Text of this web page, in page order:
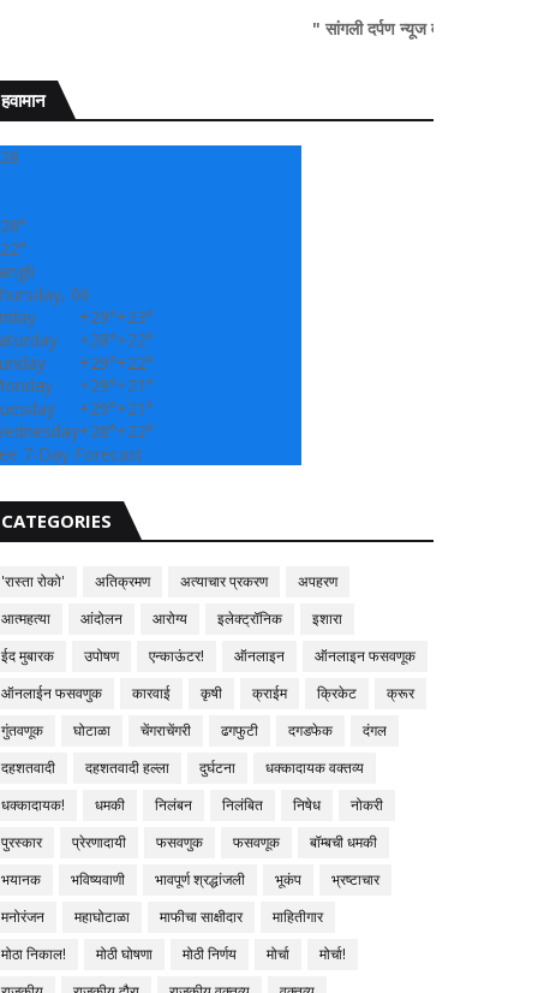
" सांगली दर्पण न्यूज वर आपल्या सर्वांचे सहर्ष स्वागत..!"
हवामान
28
28°
22°
06
+29°+23°
+28°+22°
+29°+22°
+29°+21°
+29°+21°
+28°+22°
7-Day Forecast
CATEGORIES
'रास्ता रोको' अतिक्रमण अत्याचार प्रकरण
अपहरण
आत्महत्या
आंदोलन आरोग्य इलेक्ट्रॉनिक
इशारा
ईद मुबारक
उपोषण एन्काऊंटर! ऑनलाइन
ऑनलाइन फसवणूक
ऑनलाईन फसवणुक
कारवाई कृषी क्राईम क्रिकेट
क्रूर
गुंतवणूक
घोटाळा चेंगराचेंगरी ढगफुटी दगडफेक
दंगल
दहशतवादी
दहशतवादी हल्ला दुर्घटना
धक्कादायक वक्तव्य
धक्कादायक!
धमकी निलंबन निलंबित निषेध
नोकरी
पुरस्कार
प्रेरणादायी फसवणुक फसवणूक
बॉम्बची धमकी
भयानक
भविष्यवाणी भावपूर्ण श्रद्धांजली भूकंप
भ्रष्टाचार
मनोरंजन
महाघोटाळा माफीचा साक्षीदार
माहितीगार
मोठा निकाल!
मोठी घोषणा मोठी निर्णय मोर्चा
मोर्चा!